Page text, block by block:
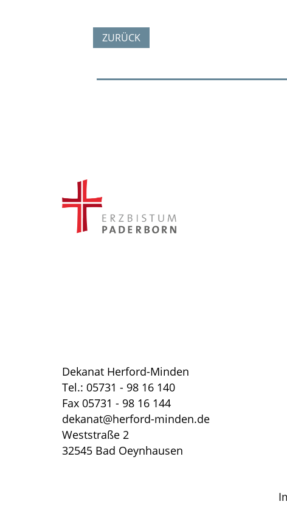
ZURÜCK
Dekanat Herford-Minden
Tel.: 05731 - 98 16 140
Fax 05731 - 98 16 144
dekanat@herford-minden.de
Weststraße 2
32545 Bad Oeynhausen